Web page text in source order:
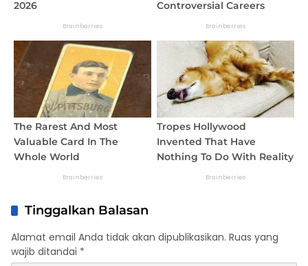
Tinggalkan Balasan
Alamat email Anda tidak akan dipublikasikan. Ruas yang
wajib ditandai *